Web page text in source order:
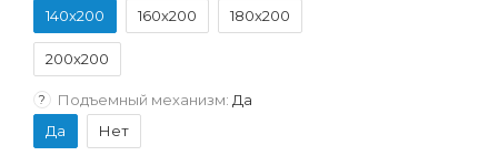
140x200
160x200 180x200
200x200
? Подъемный механизм: Да
Да
Нет